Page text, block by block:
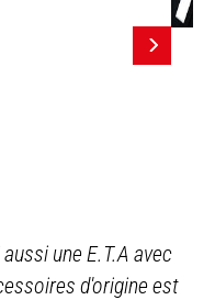
une E.T.A avec
d'origine est